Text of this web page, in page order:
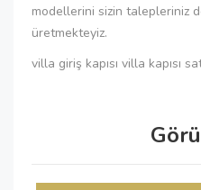
modellerini sizin talepleriniz
üretmekteyiz.
villa giriş kapısı villa kapısı